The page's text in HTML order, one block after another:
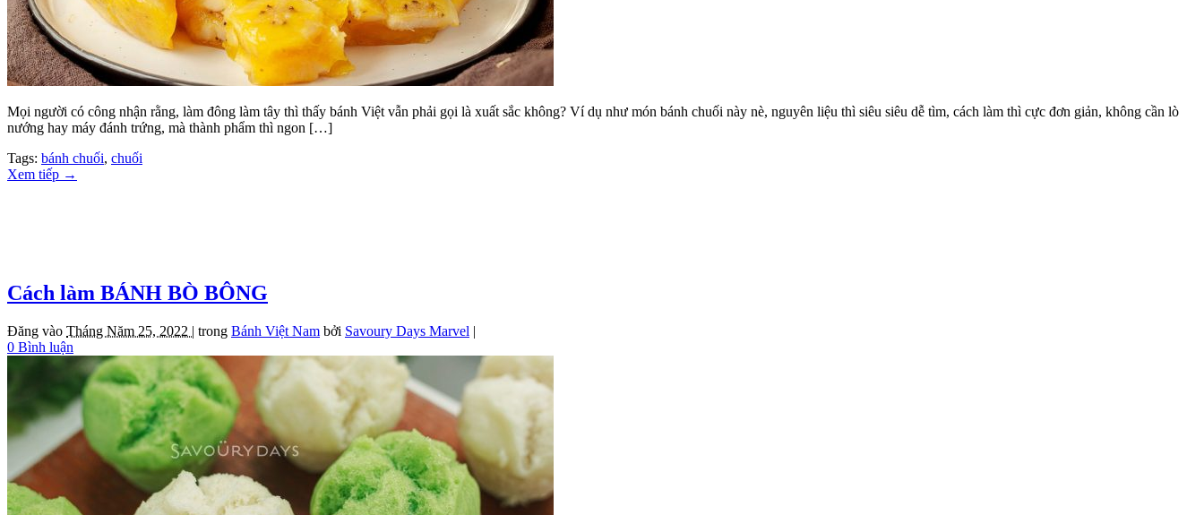
Mọi người có công nhận rằng, làm đông làm tây thì thấy bánh Việt vẫn phải gọi là xuất sắc không? Ví dụ như món bánh chuối này nè, nguyên liệu thì siêu siêu dễ tìm, cách làm thì cực đơn giản, không cần lò
nướng hay máy đánh trứng, mà thành phẩm thì ngon […]
Tags: bánh chuối, chuối
Xem tiếp →
Cách làm BÁNH BÒ BÔNG
Đăng vào Tháng Năm 25, 2022 | trong Bánh Việt Nam bởi Savoury Days Marvel |
0 Bình luận